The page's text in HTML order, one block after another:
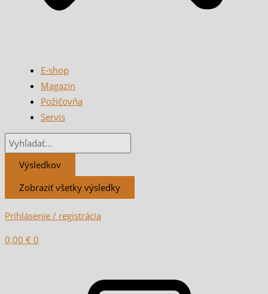
E-shop
Magazín
Požičovňa
Servis
Výsledkov
Zobraziť všetky výsledky
Prihlásenie / registrácia
0,00 € 0